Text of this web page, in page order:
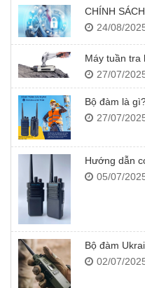
CHÍNH
24/08/
Máy tuần tra
27/07/
Bộ đàm là
27/07/
Hướng dẫn
05/07/
Bộ đàm
02/07/